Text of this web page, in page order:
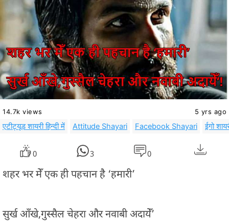
14.7k views 5 yrs ago
एटीट्यूड शायरी हिन्दी में Attitude Shayari Facebook Shayari ईगो
0 3 0
शहर भर मेँ एक ही पहचान है ‘हमारी’
सुर्ख आँखे,गुस्सैल चेहरा और नवाबी अदायेँ’